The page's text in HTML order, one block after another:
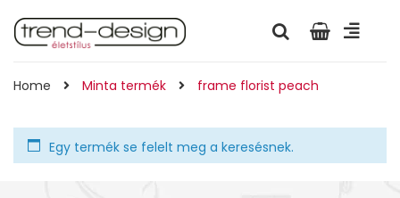
Home Minta termék frame florist peach
Egy termék se felelt meg a keresésnek.